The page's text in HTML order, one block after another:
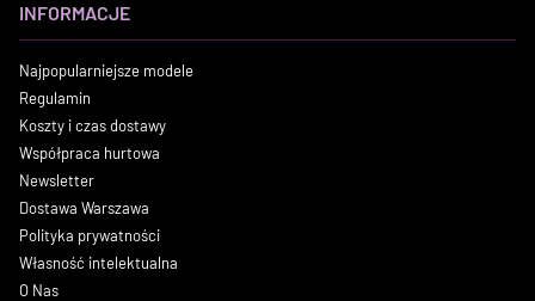
INFORMACJE
Najpopularniejsze modele
Regulamin
Koszty i czas dostawy
Współpraca hurtowa
Newsletter
Dostawa Warszawa
Polityka prywatności
Własność intelektualna
O Nas